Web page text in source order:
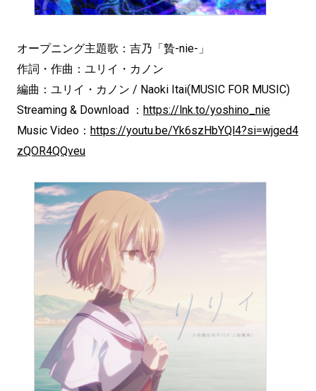
オープニング主題歌：吉乃「贄-nie-」
作詞・作曲：ユリイ・カノン
編曲：ユリイ・カノン / Naoki Itai(MUSIC FOR MUSIC)
Streaming & Download ： https://lnk.to/yoshino_nie
Music Video： https://youtu.be/Yk6szHbYQl4?si=wjged4
zQOR4QQveu